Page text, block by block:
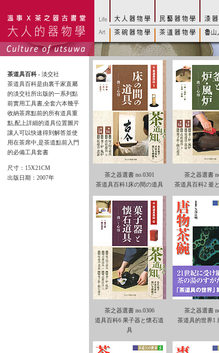
茶道具百科 - 淡交社
茶道具百科是由裏千家直屬
的淡交社所出版的一系列點
前實用工具書,全套六本幾乎
收納茶席點前的所有道具重
點,配上詳細的道具位置圖片
讓人可以快速得到解答並使
用在茶席中,是茶道點前入門
的必備工具套書
尺寸：15X21CM
出版日期：2007年
茶之器選書 no.0301
茶道具百科1床の間の道具
茶之器選書
茶道具百科2 釜
茶之器選書 no.0306
道具百科6 果子器と懷石道
具
茶之器選書
茶道具的世界1